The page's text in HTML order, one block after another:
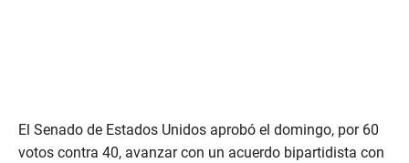
El Senado de Estados Unidos aprobó el domingo, por 60
votos contra 40, avanzar con un acuerdo bipartidista con